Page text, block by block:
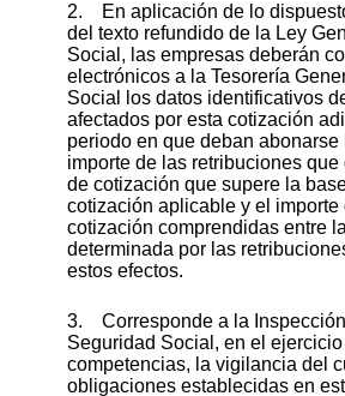
2. En aplicación de lo
del texto refundido de la Ley
Social, las empresas deberán
electrónicos a la Tesorería
Social los datos identificativos
afectados por esta cotización
periodo en que deban abonarse
importe de las retribuciones
de cotización que supere la
cotización aplicable y el importe
cotización comprendidas entre
determinada por las
estos efectos.
3. Corresponde a la
Seguridad Social, en el
competencias, la vigilancia del
obligaciones establecidas en